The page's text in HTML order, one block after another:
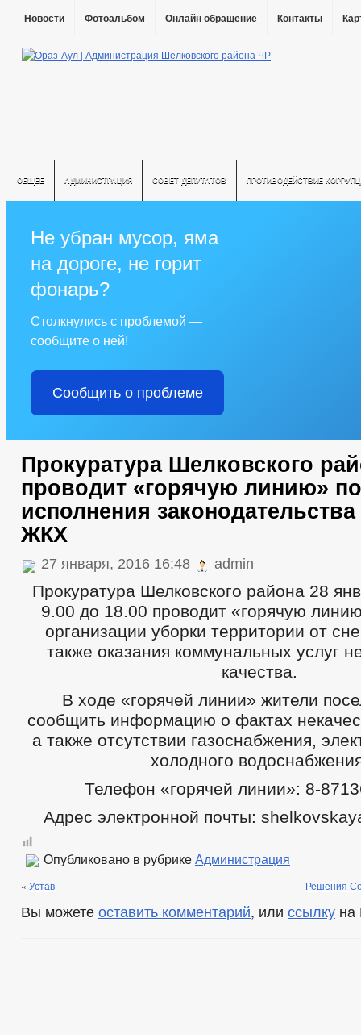
Новости Фотоальбом Онлайн обращение Контакты
ОБЩЕЕ АДМИНИСТРАЦИЯ СОВЕТ ДЕПУТАТОВ ПРОТИВОДЕЙСТВИЕ
Не убран мусор, яма
на дороге, не горит
фонарь?
Столкнулись с проблемой —
сообщите о ней!
Сообщить о проблеме
Прокуратура Шелковского
проводит «горячую линию»
исполнения
ЖКХ
27 января, 2016 16:48 admin
Прокуратура Шелковского района 28
9.00 до 18.00 проводит «горячую
организации уборки территории от
также оказания коммунальных услуг
качества.
В ходе «горячей линии» жители
сообщить информацию о фактах
а также отсутствии газоснабжения,
холодного
Телефон «горячей линии»: 8-
Адрес электронной почты:
Опубликовано в рубрике Администрация
« Устав Решения
Вы можете оставить комментарий, или ссылку на